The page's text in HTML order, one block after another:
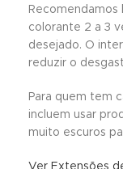
Recomendamos
colorante 2 a 3
desejado. O
reduzir o
Para quem tem
incluem usar
muito escuros
Ver Extensões